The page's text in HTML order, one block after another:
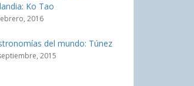
Ko Tao
2016
del mundo: Túnez
2015